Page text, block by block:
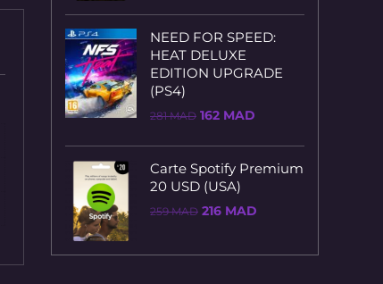
147 MAD.118 MAD.
NEED FOR SPEED:
HEAT DELUXE
EDITION UPGRADE
(PS4)
281MAD Le
281 MAD.
162 MAD
162 MAD.
Carte Spotify Premium
20 USD (USA)
259MAD Le
216 MAD